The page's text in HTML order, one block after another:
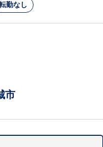
勤なし
市